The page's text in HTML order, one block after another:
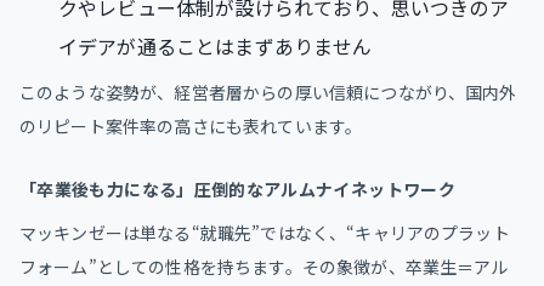
クやレビュー体制が設けられており、思いつきのア
イデアが通ることはまずありません
このような姿勢が、経営者層からの厚い信頼につながり、国内外
のリピート案件率の高さにも表れています。
「卒業後も力になる」圧倒的なアルムナイネットワーク
マッキンゼーは単なる“就職先”ではなく、“キャリアのプラット
フォーム”としての性格を持ちます。その象徴が、卒業生＝アル